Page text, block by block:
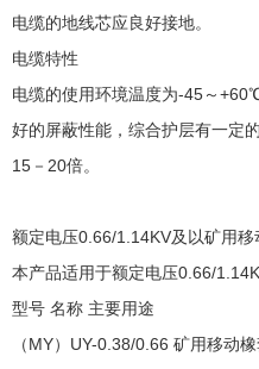
电缆的地线芯应良好接地。
电缆特性
电缆的使用环境温度为-45～
好的屏蔽性能，综合护层有一定
15－20倍。
额定电压0.66/1.14KV及以矿用
本产品适用于额定电压0.66/
型号 名称 主要用途
（MY）UY-0.38/0.66 矿用移动